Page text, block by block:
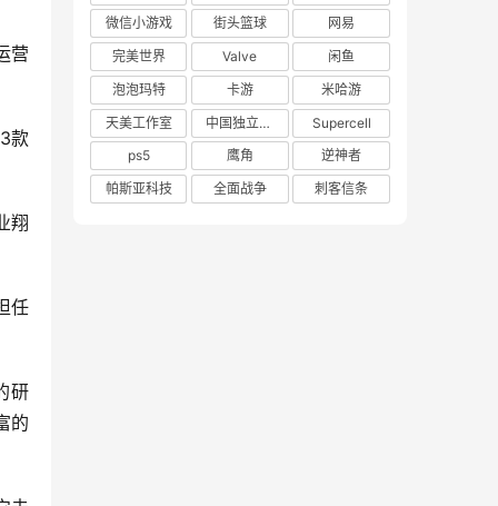
营
款
翔
任
研
的
微信小游戏
街头篮球
网易
完美世界
Valve
闲鱼
泡泡玛特
卡游
米哈游
天美工作室
中国独立游戏联盟
Supercell
ps5
鹰角
逆神者
帕斯亚科技
全面战争 刺客信条